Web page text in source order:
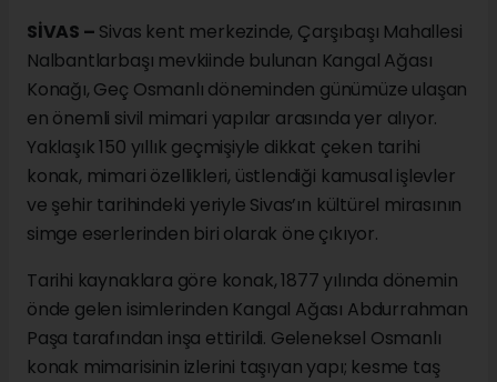
SİVAS – Sivas kent merkezinde, Çarşıbaşı Mahallesi
Nalbantlarbaşı mevkiinde bulunan Kangal Ağası
Konağı, Geç Osmanlı döneminden günümüze ulaşan
en önemli sivil mimari yapılar arasında yer alıyor.
Yaklaşık 150 yıllık geçmişiyle dikkat çeken tarihi
konak, mimari özellikleri, üstlendiği kamusal işlevler
ve şehir tarihindeki yeriyle Sivas’ın kültürel mirasının
simge eserlerinden biri olarak öne çıkıyor.
Tarihi kaynaklara göre konak, 1877 yılında dönemin
önde gelen isimlerinden Kangal Ağası Abdurrahman
Paşa tarafından inşa ettirildi. Geleneksel Osmanlı
konak mimarisinin izlerini taşıyan yapı; kesme taş